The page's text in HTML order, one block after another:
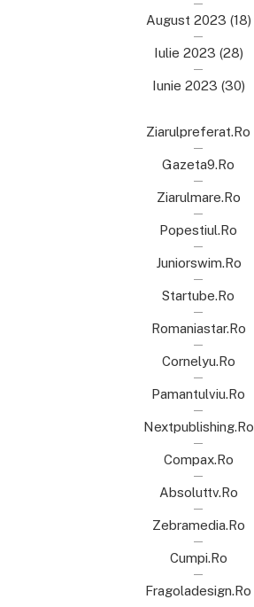
August 2023 (18)
Iulie 2023 (28)
Iunie 2023 (30)
Ziarulpreferat.ro
Gazeta9.ro
Ziarulmare.ro
Popestiul.ro
Juniorswim.ro
Startube.ro
Romaniastar.ro
Cornelyu.ro
Pamantulviu.ro
Nextpublishing.ro
Compax.ro
Absoluttv.ro
Zebramedia.ro
Cumpi.ro
Fragoladesign.ro